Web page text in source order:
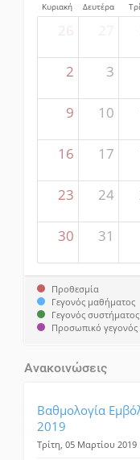
Κυριακή
Δευτέρα
26
2 3
9 10
16 17
23 24
30 31
Προθεσμία
Γεγονός μαθήματος
Γεγονός συστήματος
Προσωπικό γεγονός
Ανακοινώσεις
Βαθμολογία
2019
Τρίτη, 05 Μαρτίου 2019